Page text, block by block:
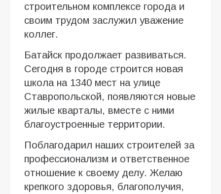
строительном комплексе города и
своим трудом заслужил уважение
коллег.
Батайск продолжает развиваться.
Сегодня в городе строится новая
школа на 1340 мест на улице
Ставропольской, появляются новые
жилые кварталы, вместе с ними
благоустроенные территории.
Поблагодарил наших строителей за
профессионализм и ответственное
отношение к своему делу. Желаю
крепкого здоровья, благополучия,